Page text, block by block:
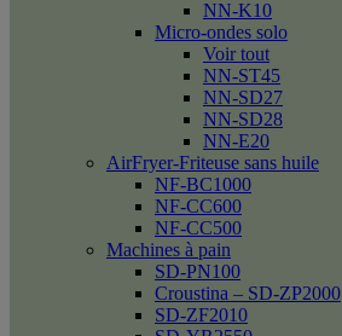
NN-K10
Micro-ondes solo
Voir tout
NN-ST45
NN-SD27
NN-SD28
NN-E20
AirFryer-Friteuse sans huile
NF-BC1000
NF-CC600
NF-CC500
Machines à pain
SD-PN100
Croustina – SD-ZP2000
SD-ZF2010